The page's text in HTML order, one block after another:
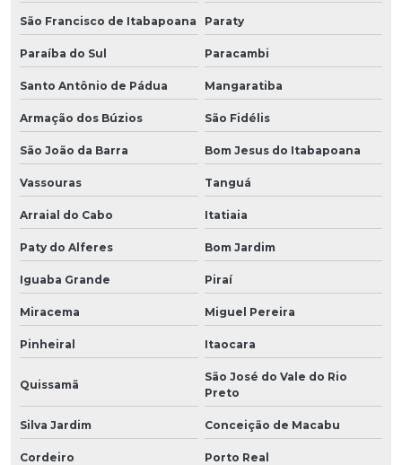
São Francisco de Itabapoana Paraty
Paraíba do Sul Paracambi
Santo Antônio de Pádua Mangaratiba
Armação dos Búzios São Fidélis
São João da Barra Bom Jesus do Itabapoana
Vassouras Tanguá
Arraial do Cabo Itatiaia
Paty do Alferes Bom Jardim
Iguaba Grande Piraí
Miracema Miguel Pereira
Pinheiral Itaocara
Quissamã
São José do Vale do Rio
Preto
Silva Jardim Conceição de Macabu
Cordeiro Porto Real